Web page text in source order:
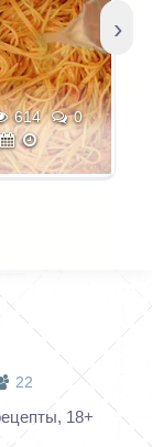
614 0
›
22
18+